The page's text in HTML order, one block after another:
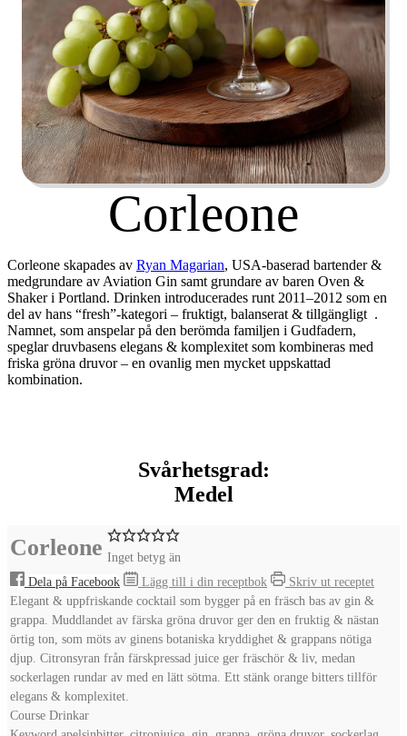
Corleone
Corleone skapades av Ryan Magarian, USA-baserad bartender &
medgrundare av Aviation Gin samt grundare av baren Oven &
Shaker i Portland. Drinken introducerades runt 2011–2012 som en
del av hans “fresh”-kategori – fruktigt, balanserat & tillgängligt .
Namnet, som anspelar på den berömda familjen i Gudfadern,
speglar druvbasens elegans & komplexitet som kombineras med
friska gröna druvor – en ovanlig men mycket uppskattad
kombination.
Svårhetsgrad:
Medel
Corleone Inget betyg än
Dela på Facebook
Lägg till i din receptbok
Skriv ut receptet
Elegant & uppfriskande cocktail som bygger på en fräsch bas av gin &
grappa. Muddlandet av färska gröna druvor ger den en fruktig & nästan
örtig ton, som möts av ginens botaniska kryddighet & grappans nötiga
djup. Citronsyran från färskpressad juice ger fräschör & liv, medan
sockerlagen rundar av med en lätt sötma. Ett stänk orange bitters tillför
elegans & komplexitet.
Course Drinkar